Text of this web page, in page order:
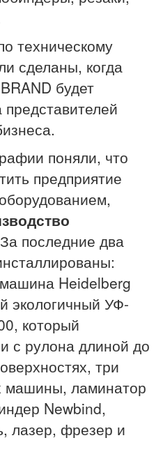
техническому
сделаны, когда
будет
поняли, что
предприятие
последние два
Heidelberg
экологичный УФ-
который
с рулона длиной до
три
машины, ламинатор
Newbind,
лазер, фрезер и